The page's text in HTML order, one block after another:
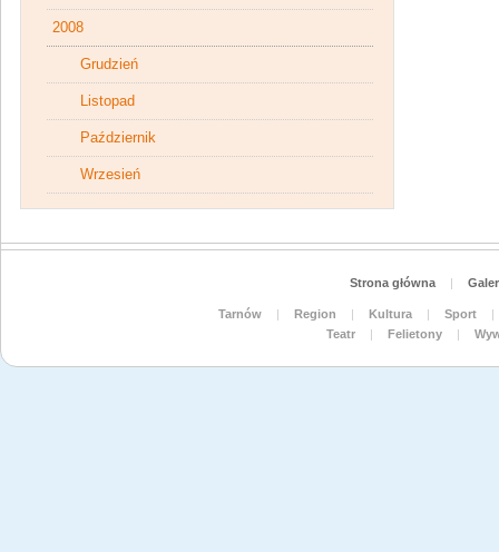
2008
Grudzień
Listopad
Październik
Wrzesień
Strona główna |
Tarnów | Region | Kultura | Sport
|
Teatr
| Felietony |